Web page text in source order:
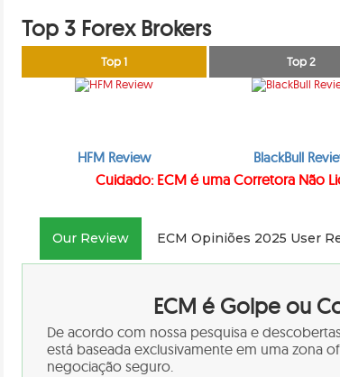
Top 3 Forex Brokers
Top 1
HFM Review
Top 2
BlackBull
Cuidado: ECM é uma Corretora Não
Our Review ECM Opiniões 2025 User
ECM é Golpe ou
De acordo com nossa pesquisa e
está baseada exclusivamente em uma zona
negociação seguro.